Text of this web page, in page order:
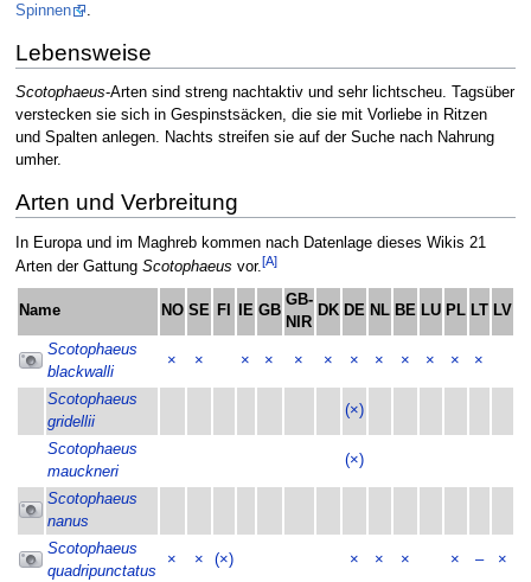
Spinnen
.
Lebensweise
Scotophaeus-Arten sind streng nachtaktiv und sehr lichtscheu. Tagsüber
verstecken sie sich in Gespinstsäcken, die sie mit Vorliebe in Ritzen
und Spalten anlegen. Nachts streifen sie auf der Suche nach Nahrung
umher.
Arten und Verbreitung
In Europa und im Maghreb kommen nach Datenlage dieses Wikis 21
Arten der Gattung Scotophaeus vor.[A]
Name NO SE FI IE GB
GB-
NIR
DK DE NL BE LU PL LT LV
Scotophaeus
blackwalli
× × × × × × × × × × × ×
Scotophaeus
gridellii
(×)
Scotophaeus
mauckneri
(×)
Scotophaeus
nanus
Scotophaeus
quadripunctatus
× × (×) × × × × – ×